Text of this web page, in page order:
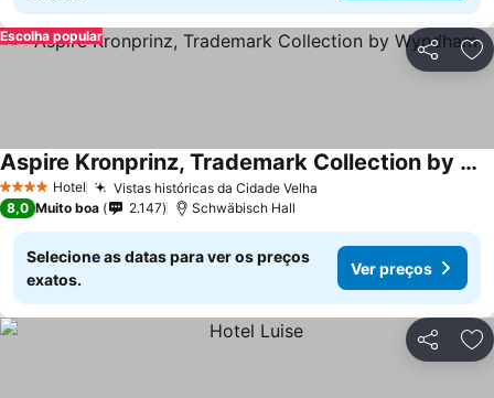
Partilhar
Escolha popular
4 EstrelasHotel Vistas históricas da Cidade Velha
Aspire Kronprinz, Trademark Collection by Wyndham
Ver preços
8,0 Muito boa 2.147 Schwäbisch Hall
Selecione as datas para ver os preços
exatos.
Ver preços
Partilhar